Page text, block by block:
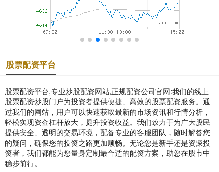
股票配资平台
股票配资平台,专业炒股配资网站,正规配资公司官网:我们的线上
股票配资炒股门户为投资者提供便捷、高效的股票配资服务。通
过我们的网站，用户可以快速获取最新的市场资讯和行情分析，
轻松实现资金杠杆放大，提升投资收益。我们致力于为广大股民
提供安全、透明的交易环境，配备专业的客服团队，随时解答您
的疑问，确保您的投资之路更加顺畅。无论您是新手还是资深投
资者，我们都能为您量身定制最合适的配资方案，助您在股市中
稳步前行。